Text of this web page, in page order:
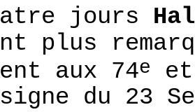
jours
plus
aux 74e
du 23